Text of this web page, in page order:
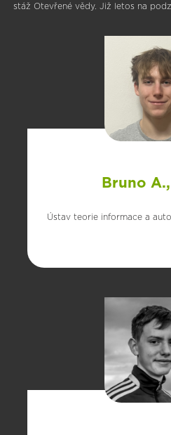
stáž Otevřené vědy. Již letos na
Bruno
Ústav teorie informace a